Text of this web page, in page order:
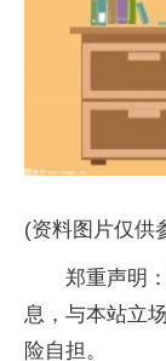
(资料图片仅供
郑重声明
息，与本站立
险自担。